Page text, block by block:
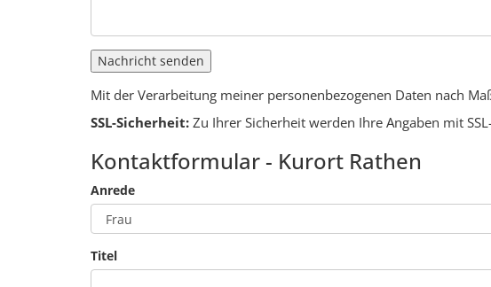
Nachricht senden
Mit der Verarbeitung meiner personenbezogenen Daten nach
SSL-Sicherheit: Zu Ihrer Sicherheit werden Ihre Angaben mit
Kontaktformular - Kurort Rathen
Anrede
Titel